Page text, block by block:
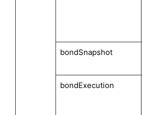
bondSnapshot
bondExecution